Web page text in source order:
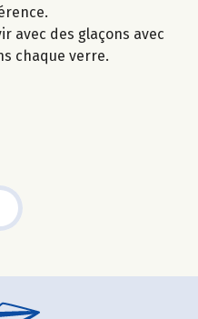
avec des glaçons avec
chaque verre.